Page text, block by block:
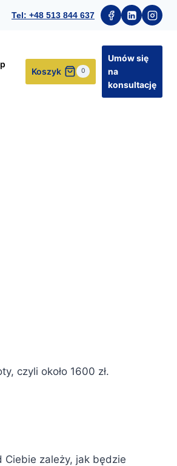
Tel: +48 513 844 637
Koszyk 0
Umów się
na
konsultację
czyli około 1600 zł.
zależy, jak będzie